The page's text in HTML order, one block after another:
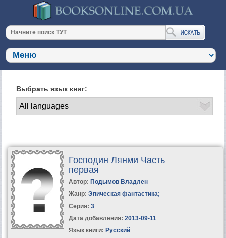
Выбрать язык книг:
Господин Лянми Часть
первая
Автор: Подымов Владлен
Жанр: Эпическая фантастика;
Серия: 3
Дата добавления: 2013-09-11
Язык книги: Русский